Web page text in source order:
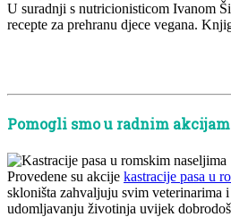
U suradnji s nutricionisticom Ivanom
recepte za prehranu djece vegana.
Pomogli smo u radnim
Provedene su akcije kastracije pasa u
skloništa zahvaljuju svim veterinarima
udomljavanju životinja uvijek